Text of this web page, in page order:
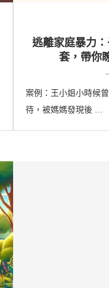
逃離家庭暴力
套，帶你
案例：王小姐小時候
待，被媽媽發現後 …